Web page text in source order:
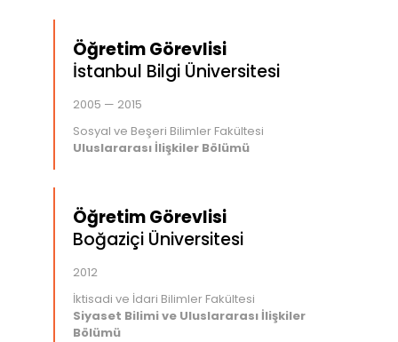
Öğretim Görevlisi
İstanbul Bilgi Üniversitesi
2005 — 2015
Sosyal ve Beşeri Bilimler Fakültesi
Uluslararası İlişkiler Bölümü
Öğretim Görevlisi
Boğaziçi Üniversitesi
2012
İktisadi ve İdari Bilimler Fakültesi
Siyaset Bilimi ve Uluslararası İlişkiler
Bölümü